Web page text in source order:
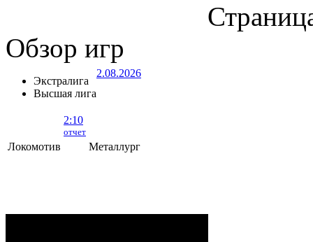
Обзор игр
Экстралига
Высшая лига
2.08.2026
2:10
отчет
Локомотив Металлург